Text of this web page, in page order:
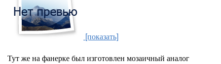
[показать]
Тут же на фанерке был изготовлен мозаичный аналог